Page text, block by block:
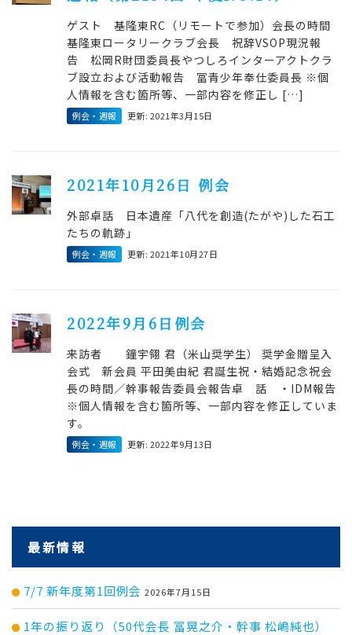
ゲスト 基隆東RC（リモートで参加）会長の時間
基隆東ロータリークラブ会長 祝辞VSOP現況報
告 松岡R財団委員長やつしろインターアクトクラ
ブ設立および活動報告 冨青少年奉仕委員長 ※個
人情報を含む箇所等、一部内容を修正し […]
例会・週報 更新: 2021年3月15日
2021年10月26日 例会
外部卓話 日本遺産「八代を創造(たがや)した石工
たちの軌跡」
例会・週報 更新: 2021年10月27日
2022年9月6日例会
来訪者 鐘宇翎 君（米山奨学生） 奨学金贈呈入
会式 新会員 平田美由紀 君誕生祝・結婚記念祝会
長の時間／幹事報告委員会報告卓 話 ・IDM報告
※個人情報を含む箇所等、一部内容を修正していま
す。
例会・週報 更新: 2022年9月13日
最新情報
7/7 新年度第1回例会 2026年7月15日
1年の振り返り（50代会長 冨晃之介・幹事 松嶋純也）